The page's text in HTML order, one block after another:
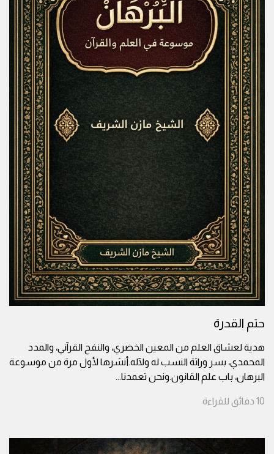
حتم القدرة
هدية لعشاق العلم من المعين الخضري، والنفح القرآني، والمدد
المحمدي، بسر وراثة النسب له ولآله.أنشرها لأول مرة من موسوعة
البرهان، باب علم القانون.ونحن تعمدنا...
10 دقائق للقراءة